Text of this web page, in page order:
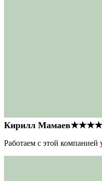
Кирилл Мамаев
Работаем с этой компанией